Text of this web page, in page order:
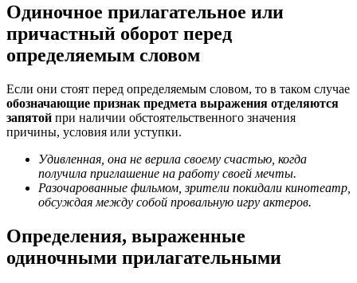
Одиночное прилагательное или
причастный оборот перед
определяемым словом
Если они стоят перед определяемым словом, то в таком случае
обозначающие признак предмета выражения отделяются
запятой при наличии обстоятельственного значения
причины, условия или уступки.
Удивленная, она не верила своему счастью, когда
получила приглашение на работу своей мечты.
Разочарованные фильмом, зрители покидали кинотеатр,
обсуждая между собой провальную игру актеров.
Определения, выраженные
одиночными прилагательными